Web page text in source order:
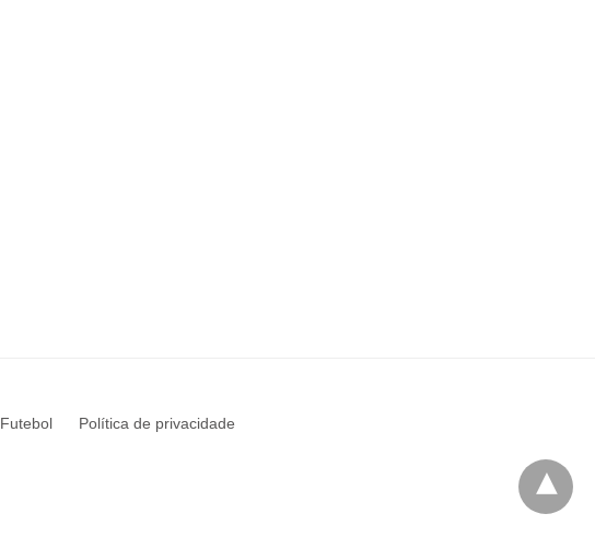
Futebol Política de privacidade